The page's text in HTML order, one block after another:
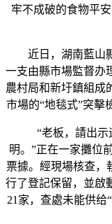
牢不成破的食物平
近日，湖南藍山縣
一支由縣市場監督办
農村局和新圩鎮組成
市場的“地毯式”突擊
“老板，請出示
明。”正在一家攤位
票據。經現場核查，
行了登記保留，並啟
21家，查處未能供给